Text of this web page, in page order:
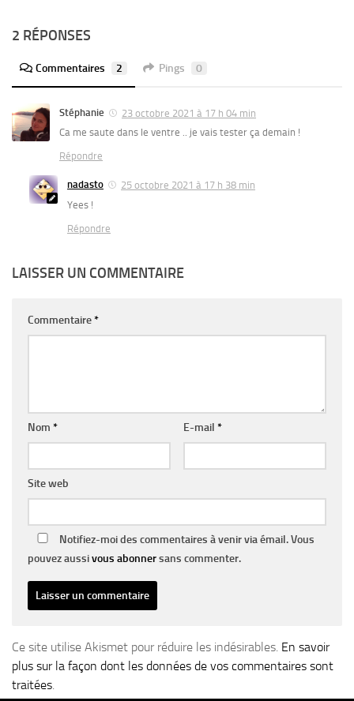
2 RÉPONSES
Commentaires 2 Pings 0
Stéphanie
23 octobre 2021 à 17 h 04 min
Ca me saute dans le ventre .. je vais tester ça demain !
Répondre
nadasto
25 octobre 2021 à 17 h 38 min
Yees !
Répondre
LAISSER UN COMMENTAIRE
Commentaire*
Nom * E-mail *
Site web
Notifiez-moi des commentaires à venir via émail. Vous
pouvez aussivous abonnersans commenter.
Ce site utilise Akismet pour réduire les indésirables. En savoir
plus sur la façon dont les données de vos commentaires sont
traitées.